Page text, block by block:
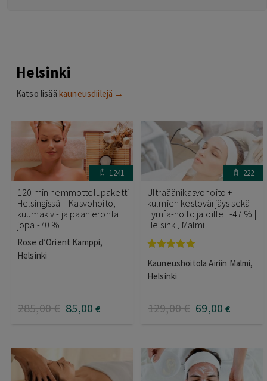
Helsinki
Katso lisää kauneusdiilejä →
1241
120 min hemmottelupaketti
Helsingissä – Kasvohoito,
kuumakivi- ja päähieronta
jopa -70 %
Rose d’Orient Kamppi,
Helsinki
285,00€ 85,00 €
222
Ultraäänikasvohoito +
kulmien kestovärjäys sekä
Lymfa-hoito jaloille | -47 % |
Helsinki, Malmi
tuotteesta:
5.00/ 5
Kauneushoitola Airiin Malmi,
Helsinki
129,00€ 69,00 €